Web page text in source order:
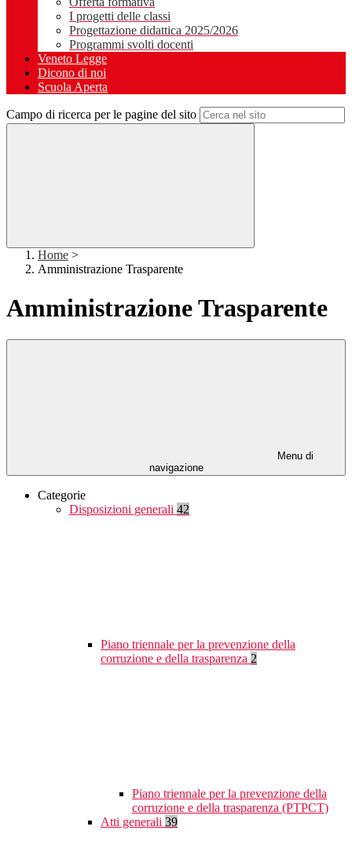
I progetti delle classi
Progettazione didattica 2025/2026
Programmi svolti docenti
Veneto Legge
Dicono di noi
Scuola Aperta
Campo di ricerca per le pagine del sito
Home >
Amministrazione Trasparente
Amministrazione Trasparente
Menu di
navigazione
Categorie
Disposizioni generali 42
Piano triennale per la prevenzione della
corruzione e della trasparenza 2
Piano triennale per la prevenzione della
corruzione e della trasparenza (PTPCT)
Atti generali 39